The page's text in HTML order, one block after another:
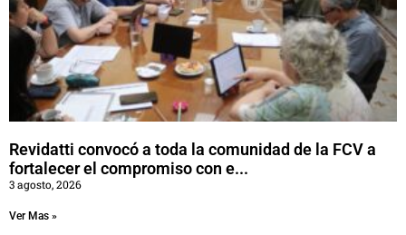
Revidatti convocó a toda la comunidad de la FCV a
fortalecer el compromiso con e...
3 agosto, 2026
Ver Mas »